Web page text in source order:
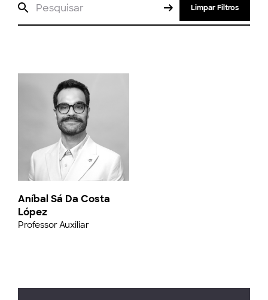
Limpar Filtros
Aníbal Sá Da Costa
López
Professor Auxiliar